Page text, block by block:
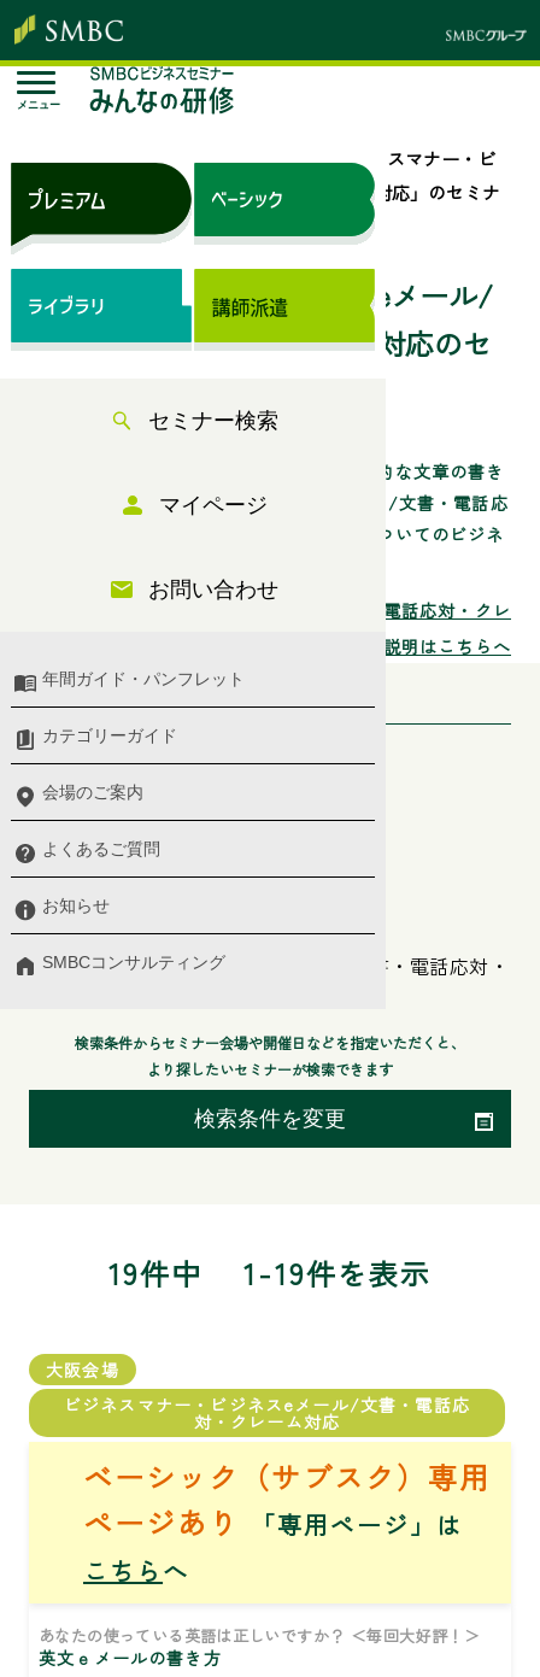
メニュー
セミナー検索
マイページ
お問い合わせ
年間ガイド・パンフレット
カテゴリーガイド
会場のご案内
よくあるご質問
お知らせ
SMBCコンサルティング
トップページ セミナー検索
「ビジネスマナー・ビ
ジネスeメール/文書・電話応対・クレーム対応」のセミナ
ビジネスマナー・ビジネスeメール/
文書・電話応対・クレーム対応のセ
失礼のないマナー・ホスピタリティ、論理的な文章の書き
方など「ビジネスマナー・ビジネスeメール/文書・電話応
対・クレーム対応」に求められるスキルについてのビジネ
ビジネスマナー・ビジネスeメール/文書・電話応対・クレ
ーム対応の詳細なご説明はこちらへ
検索条件
セミナー分類
プレミアム、ベーシックセレクト
開催日
2026年8月8日〜2027年8月8日
階層
ビジネスマナー・ビジネスeメール/文書・電話応対・
検索条件からセミナー会場や開催日などを指定いただくと、
より探したいセミナーが検索できます
検索条件を変更
19件中 1-19件を表示
大阪会場
ビジネスマナー・ビジネスeメール/文書・電話応
対・クレーム対応
ベーシック（サブスク）専用
ページあり
「専用ページ」は
こちら へ
あなたの使っている英語は正しいですか？ ＜毎回大好評！＞
英文ｅメールの書き方